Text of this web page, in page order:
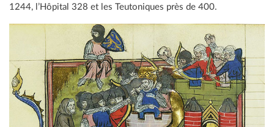
1244, l’Hôpital 328 et les Teutoniques près de 400.